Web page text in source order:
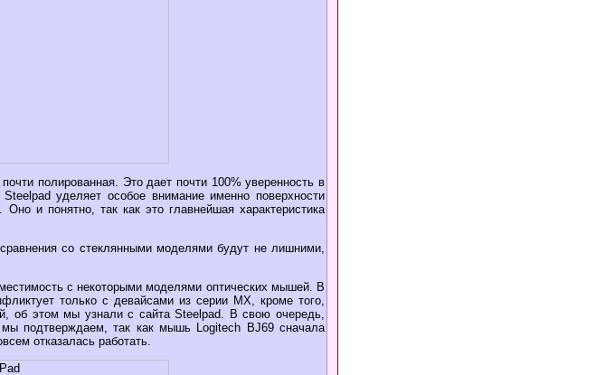
полированная. Это дает почти 100% уверенность в
уделяет особое внимание именно поверхности
и понятно, так как это главнейшая характеристика
со стеклянными моделями будут не лишними,
с некоторыми моделями оптических мышей. В
только с девайсами из серии MX, кроме того,
об этом мы узнали с сайта Steelpad. В свою очередь,
подтверждаем, так как мышь Logitech BJ69 сначала
отказалась работать.